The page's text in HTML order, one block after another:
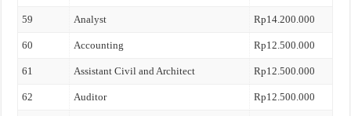
59 Analyst Rp14.200.000
60 Accounting Rp12.500.000
61 Assistant Civil and Architect Rp12.500.000
62 Auditor Rp12.500.000